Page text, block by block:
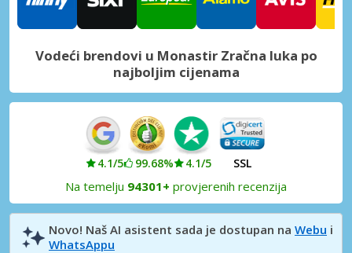
Vodeći brendovi u Monastir Zračna luka po
najboljim cijenama
4.1/5 99.68% 4.1/5 SSL
Na temelju 94301+ provjerenih recenzija
Novo! Naš AI asistent sada je dostupan na Webu i
WhatsAppu